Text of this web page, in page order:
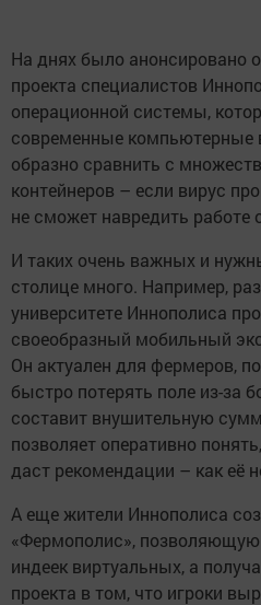
На днях было анонсировано
проекта специалистов
операционной системы,
современные
образно сравнить с
контейнеров – если вирус
не сможет навредить работе
И таких очень важных и
столице много. Например,
университете Иннополиса
своеобразный мобильный
Он актуален для фермеров,
быстро потерять поле из-за
составит внушительную
позволяет оперативно
даст рекомендации – как её
А еще жители Иннополиса
«Фермополис»,
индеек виртуальных, а
проекта в том, что игроки